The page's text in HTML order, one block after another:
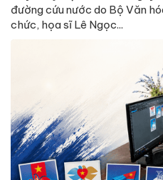
đường cứu nước do Bộ Văn
chức, họa sĩ Lê Ngọc...